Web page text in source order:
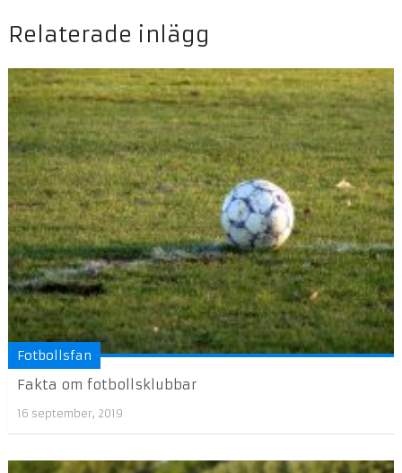
Relaterade inlägg
Fotbollsfan
Fakta om fotbollsklubbar
16 september, 2019